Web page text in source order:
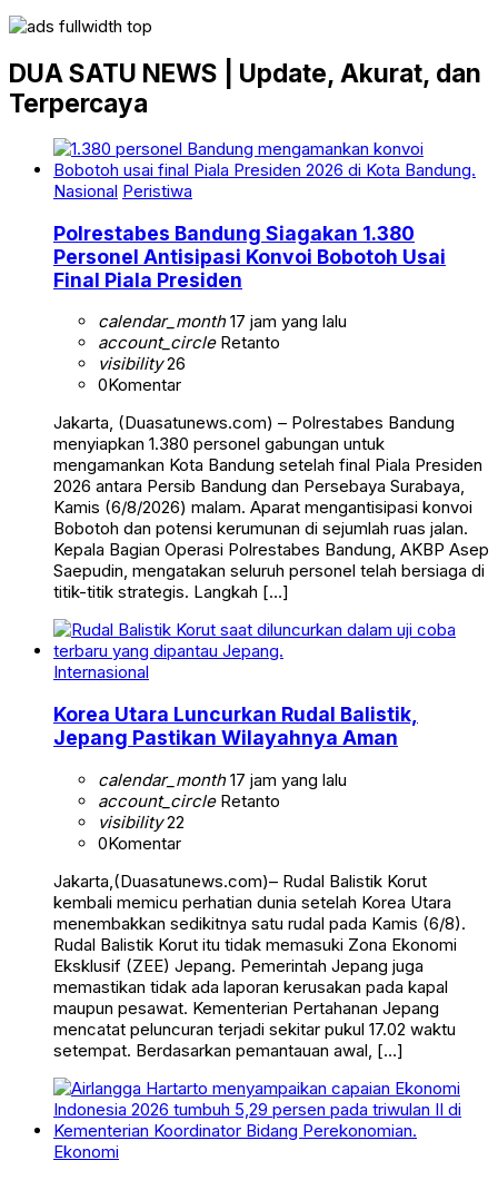
DUA SATU NEWS | Update, Akurat, dan
Terpercaya
Nasional Peristiwa
Polrestabes Bandung Siagakan 1.380
Personel Antisipasi Konvoi Bobotoh Usai
Final Piala Presiden
calendar_month17 jam yang lalu
account_circleRetanto
visibility26
0Komentar
Jakarta, (Duasatunews.com) – Polrestabes Bandung
menyiapkan 1.380 personel gabungan untuk
mengamankan Kota Bandung setelah final Piala Presiden
2026 antara Persib Bandung dan Persebaya Surabaya,
Kamis (6/8/2026) malam. Aparat mengantisipasi konvoi
Bobotoh dan potensi kerumunan di sejumlah ruas jalan.
Kepala Bagian Operasi Polrestabes Bandung, AKBP Asep
Saepudin, mengatakan seluruh personel telah bersiaga di
titik-titik strategis. Langkah […]
Internasional
Korea Utara Luncurkan Rudal Balistik,
Jepang Pastikan Wilayahnya Aman
calendar_month17 jam yang lalu
account_circleRetanto
visibility22
0Komentar
Jakarta,(Duasatunews.com)– Rudal Balistik Korut
kembali memicu perhatian dunia setelah Korea Utara
menembakkan sedikitnya satu rudal pada Kamis (6/8).
Rudal Balistik Korut itu tidak memasuki Zona Ekonomi
Eksklusif (ZEE) Jepang. Pemerintah Jepang juga
memastikan tidak ada laporan kerusakan pada kapal
maupun pesawat. Kementerian Pertahanan Jepang
mencatat peluncuran terjadi sekitar pukul 17.02 waktu
setempat. Berdasarkan pemantauan awal, […]
Ekonomi